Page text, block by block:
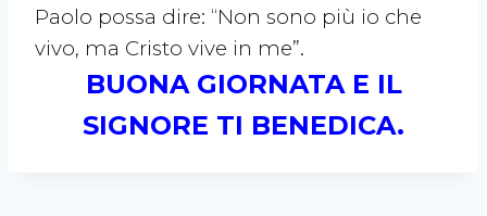
Paolo possa dire: “Non sono più io che
vivo, ma Cristo vive in me”.
BUONA GIORNATA E IL
SIGNORE TI BENEDICA.